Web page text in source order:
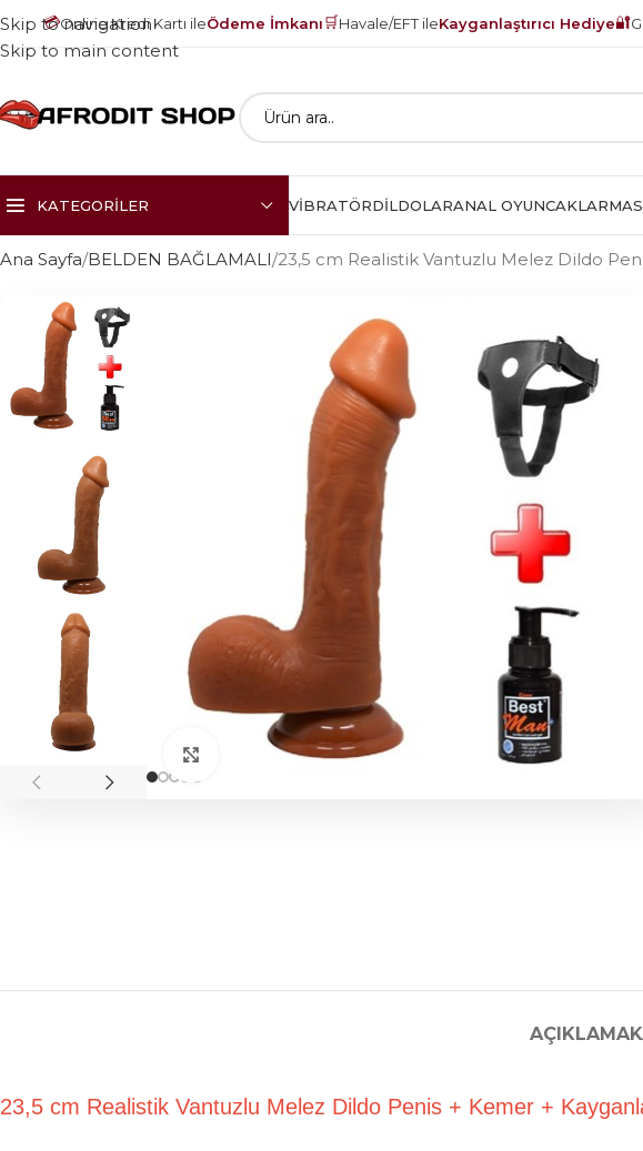
💳Online Kredi Kartı ileÖdeme İmkanı🛒Havale/EFT ileKayganlaştırıcı Hediye🔐
Skip to navigation
Skip to main content
KATEGORILER VIBRATÖRDILDOLARANAL OYUNCAKLAR
Ana Sayfa BELDEN BAĞLAMALI 23,5 cm Realistik Vantuzlu Melez Dildo
Click to enlarge
AÇIKLAMA
23,5 cm Realistik Vantuzlu Melez Dildo Penis + Kemer +